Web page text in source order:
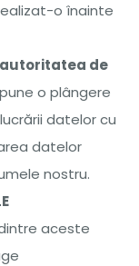
o înainte
de
o plângere
datelor cu
datelor
nostru.
aceste